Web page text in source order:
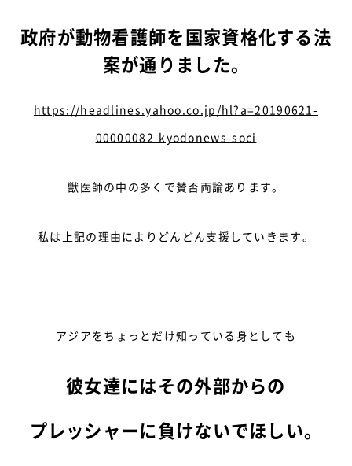
政府が動物看護師を国家資格化する法
案が通りました。
https://headlines.yahoo.co.jp/hl?a=20190621-
00000082-kyodonews-soci
獣医師の中の多くで賛否両論あります。
私は上記の理由によりどんどん支援していきます。
アジアをちょっとだけ知っている身としても
彼女達にはその外部からの
プレッシャーに負けないでほしい。